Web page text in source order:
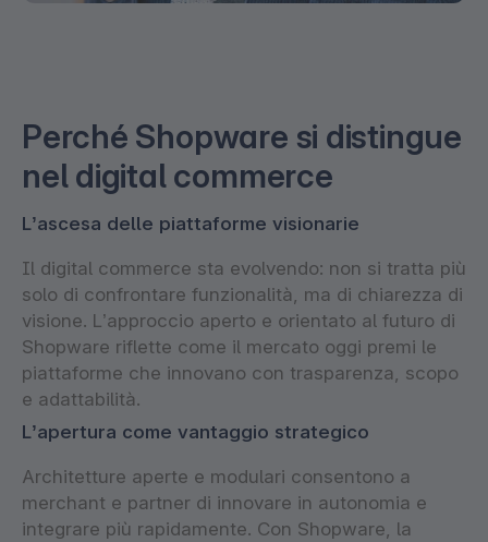
Perché Shopware si distingue
nel digital commerce
L’ascesa delle piattaforme visionarie
Il digital commerce sta evolvendo: non si tratta più
solo di confrontare funzionalità, ma di chiarezza di
visione. L’approccio aperto e orientato al futuro di
Shopware riflette come il mercato oggi premi le
piattaforme che innovano con trasparenza, scopo
e adattabilità.
L’apertura come vantaggio strategico
Architetture aperte e modulari consentono a
merchant e partner di innovare in autonomia e
integrare più rapidamente. Con Shopware, la